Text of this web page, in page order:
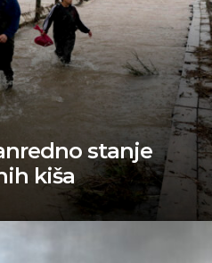
stanje
kiša